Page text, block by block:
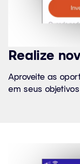
Realize
Aproveite as
em seus